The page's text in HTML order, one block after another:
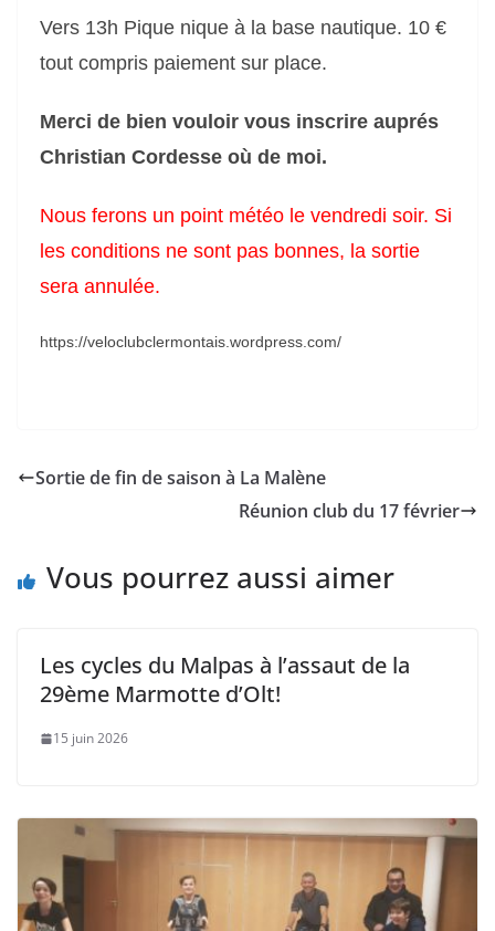
Vers 13h Pique nique à la base nautique. 10 €
tout compris paiement sur place.
Merci de bien vouloir vous inscrire auprés
Christian Cordesse où de moi.
Nous ferons un point météo le vendredi soir. Si
les conditions ne sont pas bonnes, la sortie
sera annulée.
https://veloclubclermontais.wordpress.com/
Sortie de fin de saison à La Malène
Réunion club du 17 février
Vous pourrez aussi aimer
Les cycles du Malpas à l’assaut de la
29ème Marmotte d’Olt!
15 juin 2026